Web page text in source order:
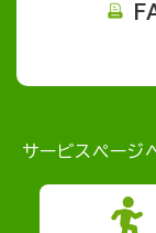
サービスページ